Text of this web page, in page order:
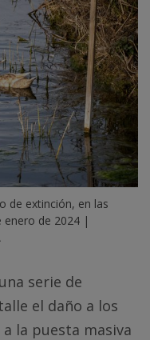
de extinción, en las
enero de 2024 |
serie de
el daño a los
la puesta masiva